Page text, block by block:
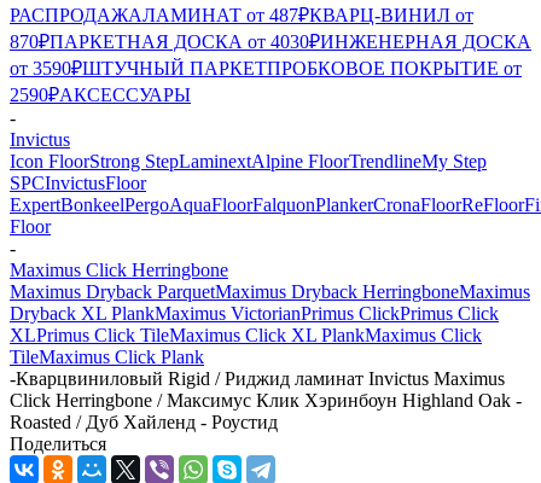
РАСПРОДАЖАЛАМИНАТ от 487₽КВАРЦ-ВИНИЛ от
870₽ПАРКЕТНАЯ ДОСКА от 4030₽ИНЖЕНЕРНАЯ ДОСКА
от 3590₽ШТУЧНЫЙ ПАРКЕТПРОБКОВОЕ ПОКРЫТИЕ от
2590₽АКСЕССУАРЫ
-
Invictus
Icon FloorStrong StepLaminextAlpine FloorTrendlineMy Step
SPCInvictusFloor
ExpertBonkeelPergoAquaFloorFalquonPlankerCronaFloorReFloor
Floor
-
Maximus Click Herringbone
Maximus Dryback ParquetMaximus Dryback HerringboneMaximus
Dryback XL PlankMaximus VictorianPrimus ClickPrimus Click
XLPrimus Click TileMaximus Click XL PlankMaximus Click
TileMaximus Click Plank
-Кварцвиниловый Rigid / Риджид ламинат Invictus Maximus
Click Herringbone / Максимус Клик Хэринбоун Highland Oak -
Roasted / Дуб Хайленд - Роустид
Поделиться